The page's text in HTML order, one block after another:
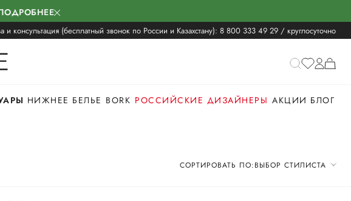
консультация (бесплатный звонок по России и Казахстану): 8 800 333 49 29 / круглосуточно
НИЖНЕЕ БЕЛЬЕ BORK РОССИЙСКИЕ ДИЗАЙНЕРЫ АКЦИИ БЛОГ
СОРТИРОВАТЬ ПО:ВЫБОР СТИЛИСТА